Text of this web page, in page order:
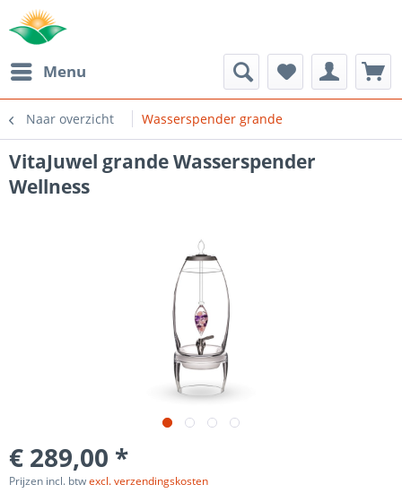
Menu
Naar overzicht Wasserspender grande
VitaJuwel grande Wasserspender
Wellness
€ 289,00 *
Prijzen incl. btwexcl. verzendingskosten